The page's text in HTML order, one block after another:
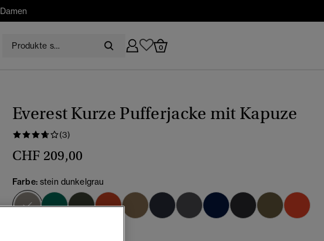
Damen
0
Everest Kurze Pufferjacke mit Kapuze
(3)
CHF 209,00
Farbe: stein dunkelgrau
Ausgewählt